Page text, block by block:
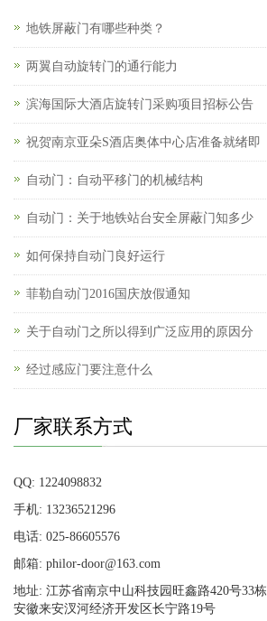
地铁屏蔽门有哪些种类？
两翼自动旋转门的通行能力
滨海国际大酒店旋转门采购项目招标公告
祝贺南京亚朵S酒店奥体中心店准备就绪即
自动门：自动平移门的机械结构
自动门：关于地铁站台安全屏蔽门知多少
如何保持自动门良好运行
菲勒自动门2016国庆放假通知
关于自动门之所以得到广泛应用的原因分
经过感应门要注意什么
厂家联系方式
QQ: 1224098832
手机: 13236521296
电话: 025-86605576
邮箱: philor-door@163.com
地址: 江苏省南京中山科技园旺鑫路420号33栋
安徽来安汊河经济开发区长宁路19号